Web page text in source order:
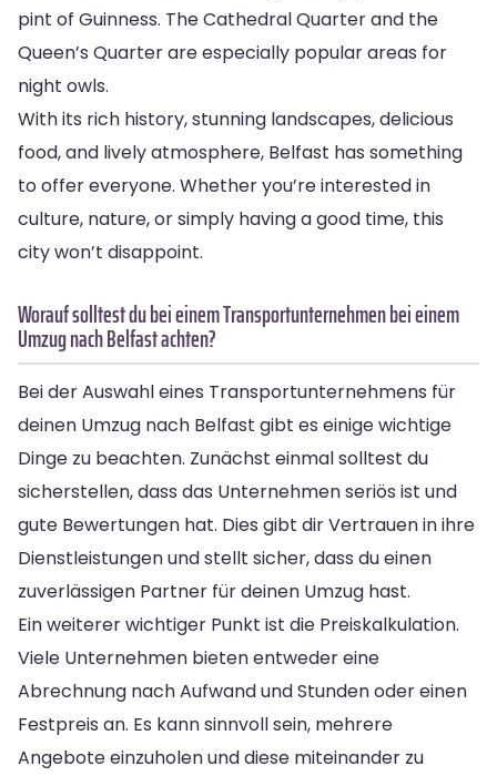
pint of Guinness. The Cathedral Quarter and the
Queen’s Quarter are especially popular areas for
night owls.
With its rich history, stunning landscapes, delicious
food, and lively atmosphere, Belfast has something
to offer everyone. Whether you’re interested in
culture, nature, or simply having a good time, this
city won’t disappoint.
Worauf solltest du bei einem Transportunternehmen bei einem
Umzug nach Belfast achten?
Bei der Auswahl eines Transportunternehmens für
deinen Umzug nach Belfast gibt es einige wichtige
Dinge zu beachten. Zunächst einmal solltest du
sicherstellen, dass das Unternehmen seriös ist und
gute Bewertungen hat. Dies gibt dir Vertrauen in ihre
Dienstleistungen und stellt sicher, dass du einen
zuverlässigen Partner für deinen Umzug hast.
Ein weiterer wichtiger Punkt ist die Preiskalkulation.
Viele Unternehmen bieten entweder eine
Abrechnung nach Aufwand und Stunden oder einen
Festpreis an. Es kann sinnvoll sein, mehrere
Angebote einzuholen und diese miteinander zu